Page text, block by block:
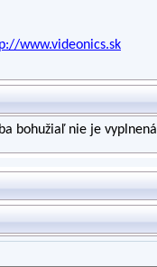
www.videonics.sk
bohužiaľ nie je vyplnená